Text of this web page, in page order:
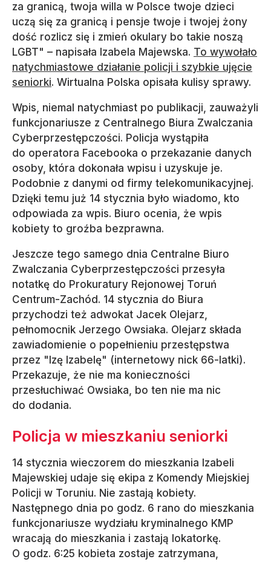
za granicą, twoja willa w Polsce twoje dzieci
uczą się za granicą i pensje twoje i twojej żony
dość rozlicz się i zmień okulary bo takie noszą
LGBT" – napisała Izabela Majewska. To wywołało
natychmiastowe działanie policji i szybkie ujęcie
seniorki. Wirtualna Polska opisała kulisy sprawy.
Wpis, niemal natychmiast po publikacji, zauważyli
funkcjonariusze z Centralnego Biura Zwalczania
Cyberprzestępczości. Policja wystąpiła
do operatora Facebooka o przekazanie danych
osoby, która dokonała wpisu i uzyskuje je.
Podobnie z danymi od firmy telekomunikacyjnej.
Dzięki temu już 14 stycznia było wiadomo, kto
odpowiada za wpis. Biuro ocenia, że wpis
kobiety to groźba bezprawna.
Jeszcze tego samego dnia Centralne Biuro
Zwalczania Cyberprzestępczości przesyła
notatkę do Prokuratury Rejonowej Toruń
Centrum-Zachód. 14 stycznia do Biura
przychodzi też adwokat Jacek Olejarz,
pełnomocnik Jerzego Owsiaka. Olejarz składa
zawiadomienie o popełnieniu przestępstwa
przez "Izę Izabelę" (internetowy nick 66-latki).
Przekazuje, że nie ma konieczności
przesłuchiwać Owsiaka, bo ten nie ma nic
do dodania.
Policja w mieszkaniu seniorki
14 stycznia wieczorem do mieszkania Izabeli
Majewskiej udaje się ekipa z Komendy Miejskiej
Policji w Toruniu. Nie zastają kobiety.
Następnego dnia po godz. 6 rano do mieszkania
funkcjonariusze wydziału kryminalnego KMP
wracają do mieszkania i zastają lokatorkę.
O godz. 6:25 kobieta zostaje zatrzymana,